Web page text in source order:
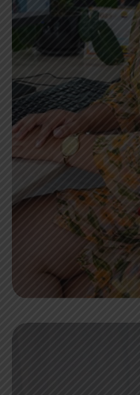
Deiby Juley Cruz
Directora Académica